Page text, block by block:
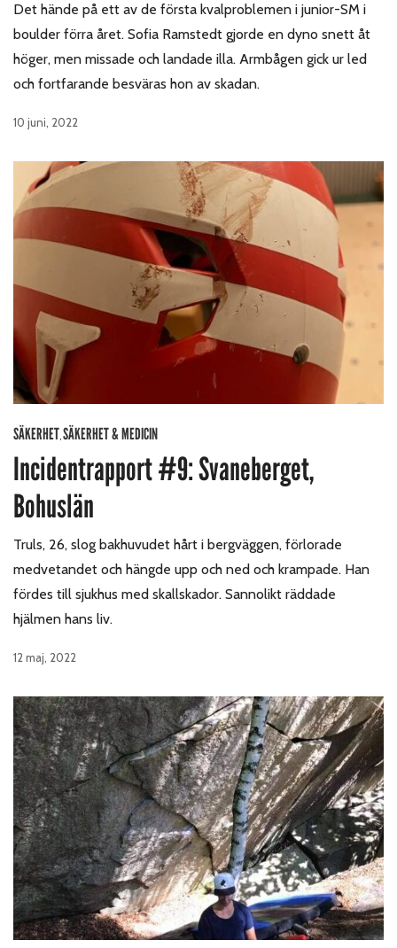
Det hände på ett av de första kvalproblemen i junior-SM i
boulder förra året. Sofia Ramstedt gjorde en dyno snett åt
höger, men missade och landade illa. Armbågen gick ur led
och fortfarande besväras hon av skadan.
10 juni, 2022
SÄKERHET,SÄKERHET & MEDICIN
Incidentrapport #9: Svaneberget,
Bohuslän
Truls, 26, slog bakhuvudet hårt i bergväggen, förlorade
medvetandet och hängde upp och ned och krampade. Han
fördes till sjukhus med skallskador. Sannolikt räddade
hjälmen hans liv.
12 maj, 2022